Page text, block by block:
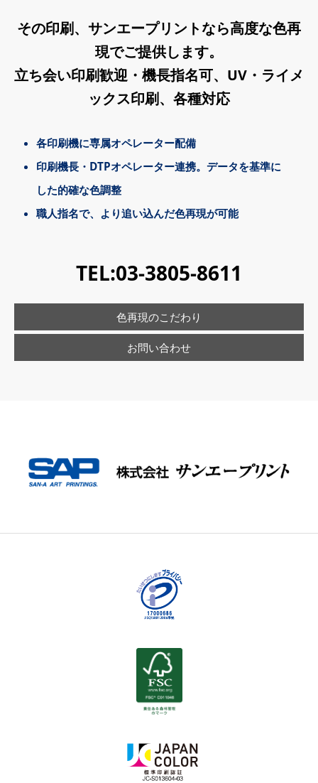
その印刷、サンエープリントなら高度な色再
現でご提供します。
立ち会い印刷歓迎・機長指名可、UV・ライメ
ックス印刷、各種対応
各印刷機に専属オペレーター配備
印刷機長・DTPオペレーター連携。データを基準に
した的確な色調整
職人指名で、より追い込んだ色再現が可能
TEL:03-3805-8611
色再現のこだわり
お問い合わせ